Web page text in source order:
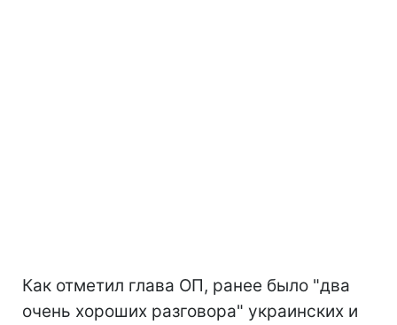
Как отметил глава ОП, ранее было "два
очень хороших разговора" украинских и